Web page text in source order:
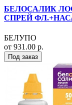
БЕЛОСАЛИК
СПРЕЙ
БЕЛУПО
от 931.00 р.
Под заказ